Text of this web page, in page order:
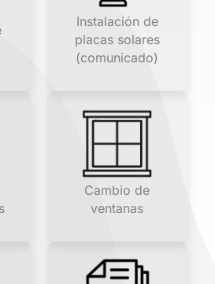
Instalación de
placas solares
(comunicado)
Cambio de
ventanas